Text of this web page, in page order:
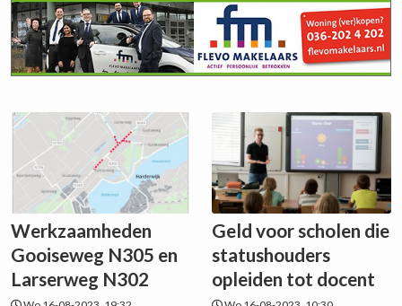
Werkzaamheden
Gooiseweg N305 en
Larserweg N302
Geld voor scholen die
statushouders
opleiden tot docent